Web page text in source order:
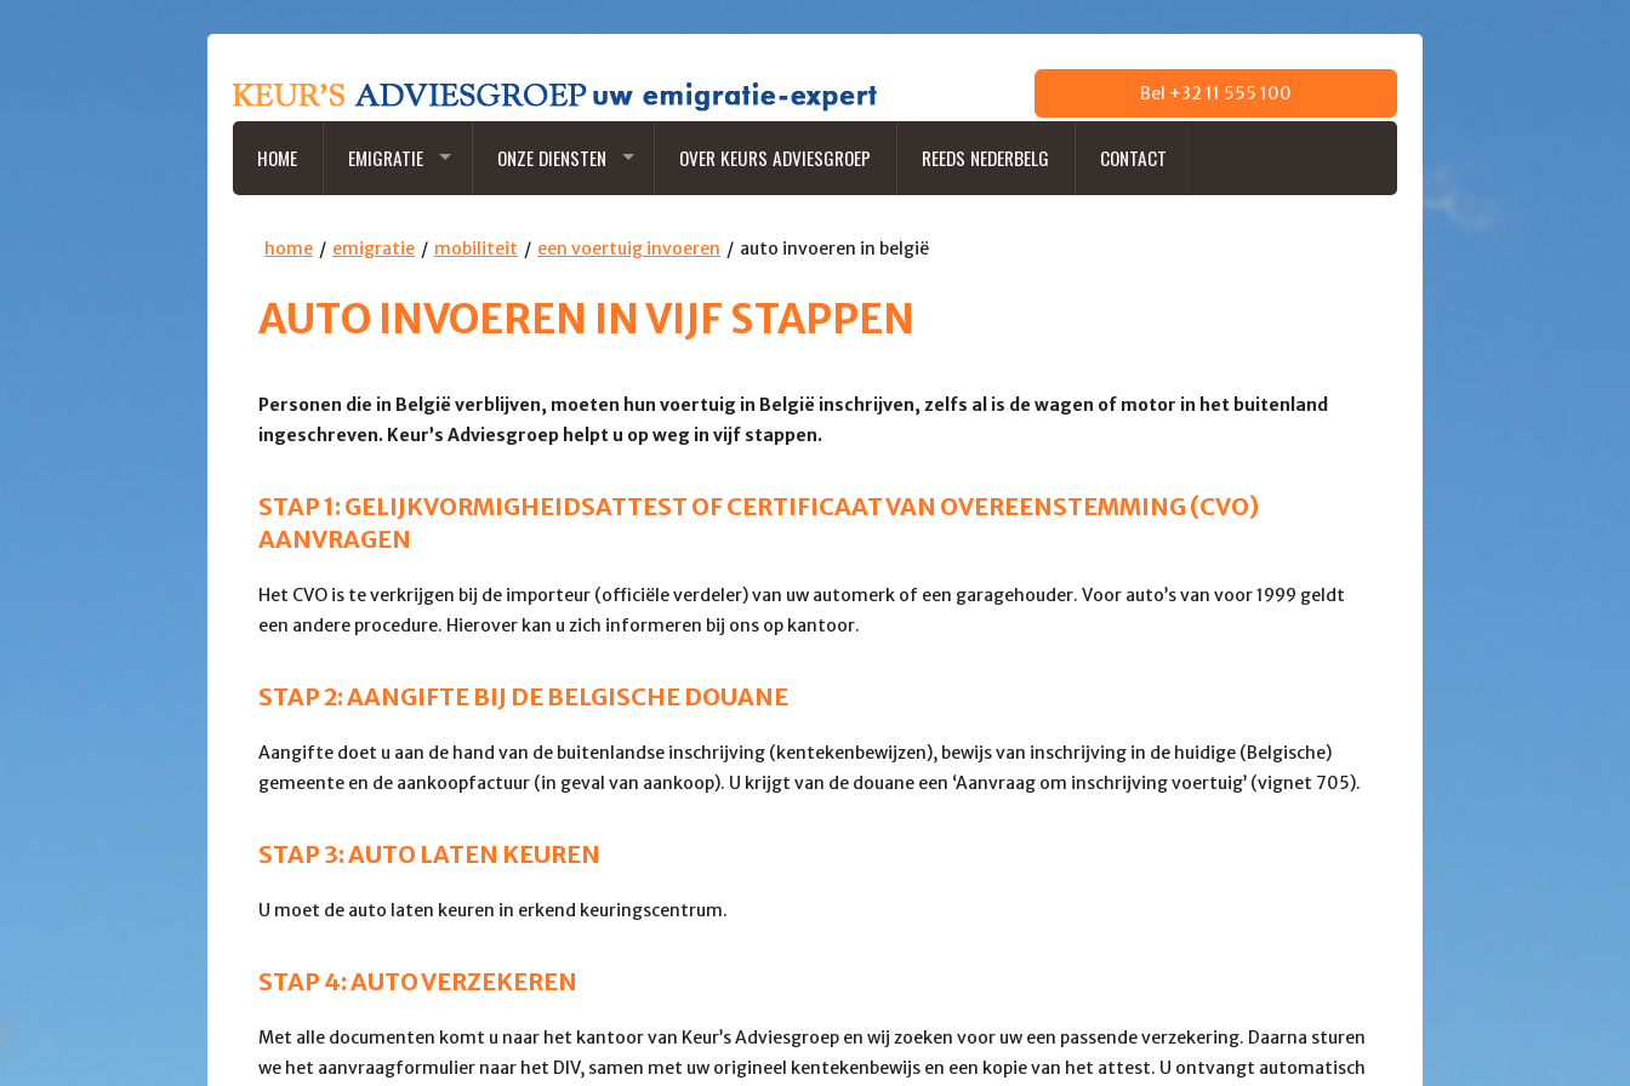
Bel +32 11 555 100
HOME EMIGRATIE ONZE DIENSTEN OVER KEURS ADVIESGROEP REEDS NEDERBELG CONTACT
home emigratie mobiliteit een voertuig invoeren auto invoeren in belgië
AUTO INVOEREN IN VIJF STAPPEN
Personen die in België verblijven, moeten hun voertuig in België inschrijven, zelfs al is de wagen of motor in het buitenland
ingeschreven. Keur’s Adviesgroep helpt u op weg in vijf stappen.
STAP 1: GELIJKVORMIGHEIDSATTEST OF CERTIFICAAT VAN OVEREENSTEMMING (CVO)
AANVRAGEN
Het CVO is te verkrijgen bij de importeur (officiële verdeler) van uw automerk of een garagehouder. Voor auto’s van voor 1999 geldt
een andere procedure. Hierover kan u zich informeren bij ons op kantoor.
STAP 2: AANGIFTE BIJ DE BELGISCHE DOUANE
Aangifte doet u aan de hand van de buitenlandse inschrijving (kentekenbewijzen), bewijs van inschrijving in de huidige (Belgische)
gemeente en de aankoopfactuur (in geval van aankoop). U krijgt van de douane een ‘Aanvraag om inschrijving voertuig’ (vignet 705).
STAP 3: AUTO LATEN KEUREN
U moet de auto laten keuren in erkend keuringscentrum.
STAP 4: AUTO VERZEKEREN
Met alle documenten komt u naar het kantoor van Keur’s Adviesgroep en wij zoeken voor uw een passende verzekering. Daarna sturen
we het aanvraagformulier naar het DIV, samen met uw origineel kentekenbewijs en een kopie van het attest. U ontvangt automatisch